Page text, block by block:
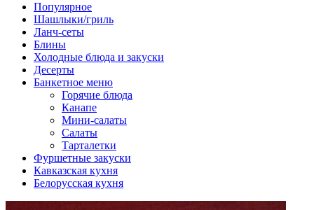
Популярное
Шашлыки/гриль
Ланч-сеты
Блины
Холодные блюда и закуски
Десерты
Банкетное меню
Горячие блюда
Канапе
Мини-салаты
Салаты
Тарталетки
Фуршетные закуски
Кавказская кухня
Белорусская кухня